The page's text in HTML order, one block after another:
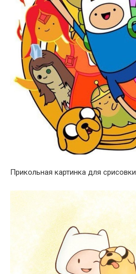
Прикольная картинка для срисовки